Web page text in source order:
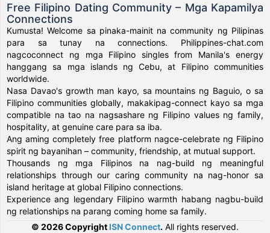
Free Filipino Dating Community – Mga Kapamilya
Connections
Kumusta! Welcome sa pinaka-mainit na community ng Pilipinas
para sa tunay na connections. Philippines-chat.com
nagcoconnect ng mga Filipino singles from Manila's energy
hanggang sa mga islands ng Cebu, at Filipino communities
worldwide.
Nasa Davao's growth man kayo, sa mountains ng Baguio, o sa
Filipino communities globally, makakipag-connect kayo sa mga
compatible na tao na nagsashare ng Filipino values ng family,
hospitality, at genuine care para sa iba.
Ang aming completely free platform nagce-celebrate ng Filipino
spirit ng bayanihan – community, friendship, at mutual support.
Thousands ng mga Filipinos na nag-build ng meaningful
relationships through our caring community na nag-honor sa
island heritage at global Filipino connections.
Experience ang legendary Filipino warmth habang nagbu-build
ng relationships na parang coming home sa family.
© 2026 Copyright ISN Connect. All rights reserved.